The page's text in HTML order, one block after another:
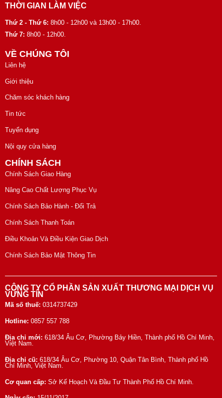
THỜI GIAN LÀM VIỆC
Thứ 2 - Thứ 6: 8h00 - 12h00 và 13h00 - 17h00.
Thứ 7: 8h00 - 12h00.
VỀ CHÚNG TÔI
Liên hệ
Giới thiệu
Chăm sóc khách hàng
Tin tức
Tuyển dụng
Nội quy cửa hàng
CHÍNH SÁCH
Chính Sách Giao Hàng
Nâng Cao Chất Lượng Phục Vụ
Chính Sách Bảo Hành - Đổi Trả
Chính Sách Thanh Toán
Điều Khoản Và Điều Kiện Giao Dịch
Chính Sách Bảo Mật Thông Tin
CÔNG TY CỔ PHẦN SẢN XUẤT THƯƠNG MẠI DỊCH VỤ
VỮNG TÍN
Mã số thuế: 0314737429
Hotline: 0857 557 788
Địa chỉ mới: 618/34 Âu Cơ, Phường Bảy Hiền, Thành phố Hồ Chí Minh,
Việt Nam.
Địa chỉ cũ: 618/34 Âu Cơ, Phường 10, Quận Tân Bình, Thành phố Hồ
Chí Minh, Việt Nam.
Cơ quan cấp: Sở Kế Hoạch Và Đầu Tư Thành Phố Hồ Chí Minh.